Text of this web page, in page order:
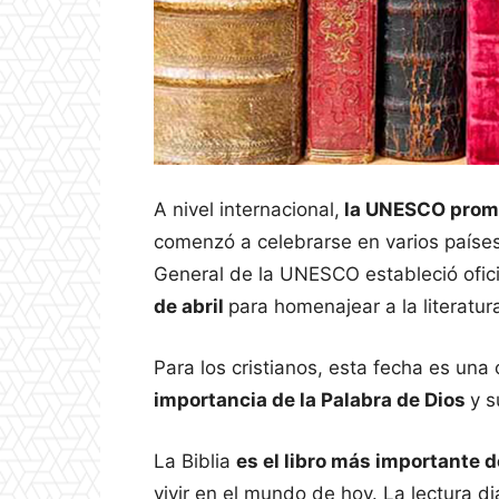
A nivel internacional, la UNESCO
comenzó a celebrarse en varios
General de la UNESCO estableció
de abril para homenajear a la
Para los cristianos, esta fecha es una
importancia de la Palabra de Dios y
La Biblia es el libro más importante
vivir en el mundo de hoy. La lectura